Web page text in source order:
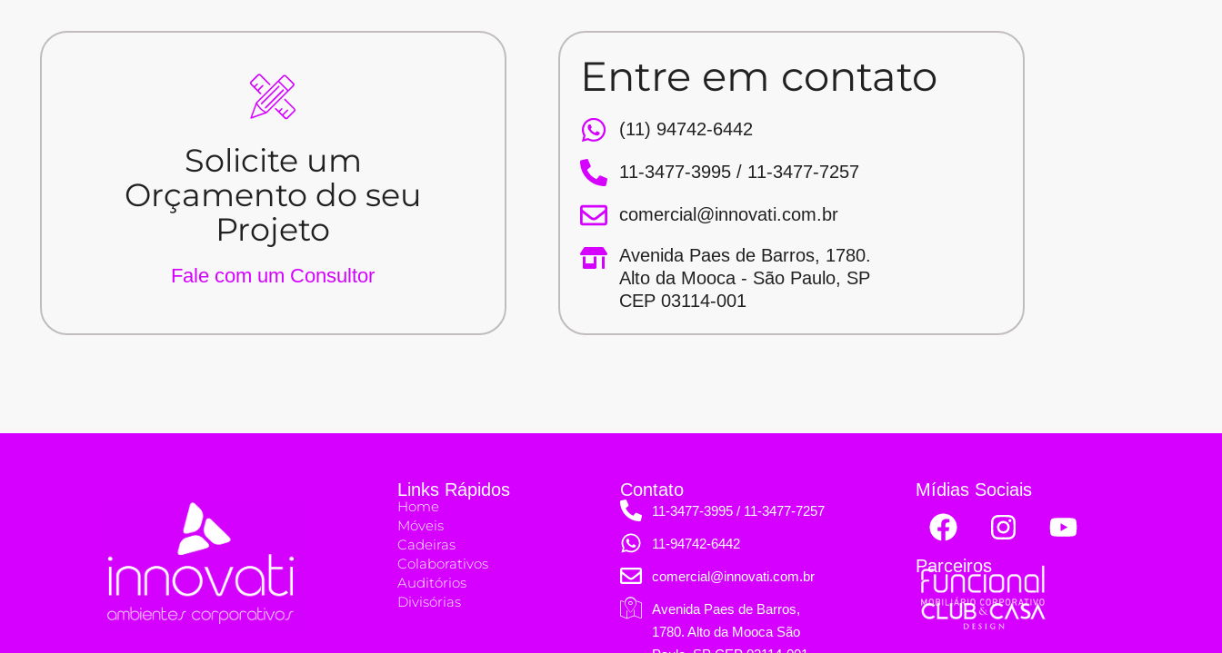
Solicite um
Orçamento do seu
Projeto
Fale com um Consultor
Solicite um
Orçamento do seu
Projeto
Fale com um Consultor
Entre em contato
(11) 94742-6442
11-3477-3995 / 11-3477-7257
comercial@innovati.com.br
Avenida Paes de Barros, 1780.
Alto da Mooca - São Paulo, SP
CEP 03114-001
Links Rápidos
Home
Móveis
Cadeiras
Colaborativos
Auditórios
Divisórias
Contato
11-3477-3995 / 11-3477-7257
11-94742-6442
comercial@innovati.com.br
Avenida Paes de Barros,
1780. Alto da Mooca São
Mídias Sociais
Parceiros